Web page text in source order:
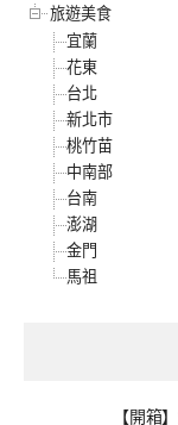
旅遊美食
宜蘭
花東
台北
新北市
桃竹苗
中南部
台南
澎湖
金門
馬祖
【開箱